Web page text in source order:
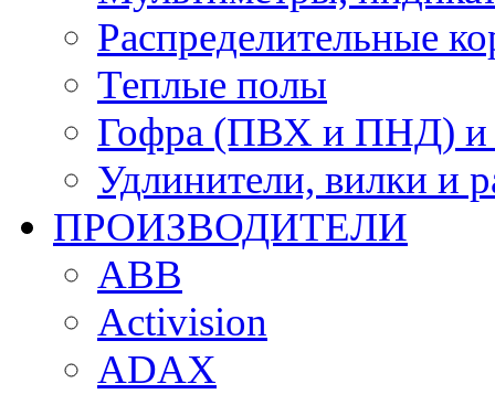
Распределительные
Теплые полы
Гофра (ПВХ и ПНД) и
Удлинители, вилки и
ПРОИЗВОДИТЕЛИ
ABB
Activision
ADAX